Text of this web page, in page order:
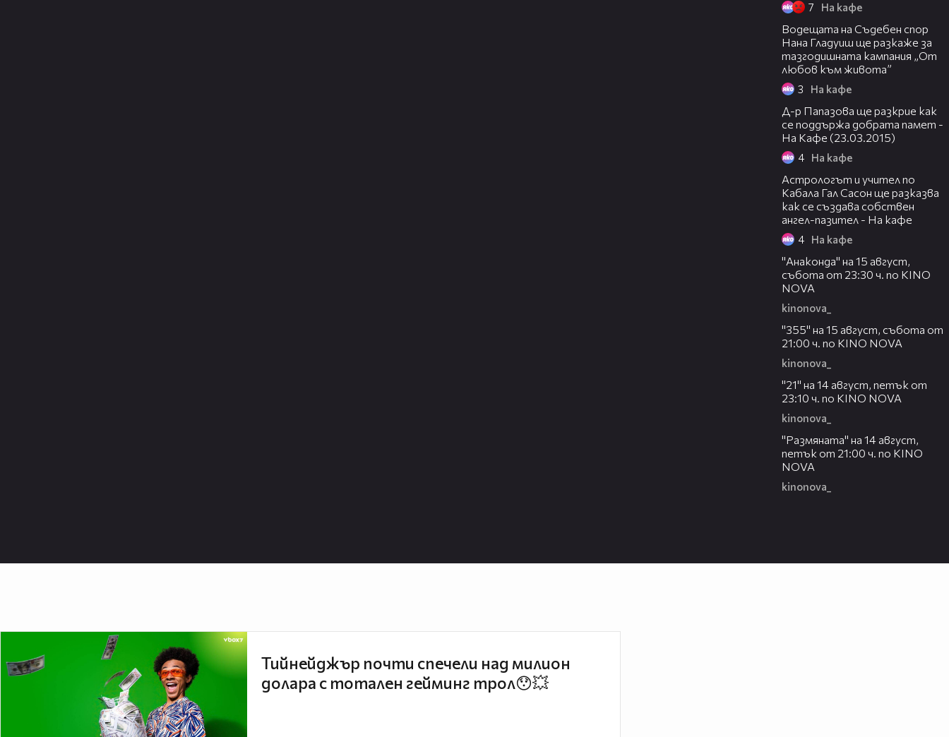
7 На кафе
Водещата на Съдебен спор
Нана Гладуиш ще разкаже за
тазгодишната кампания „От
любов към живота”
3 На кафе
Д-р Папазова ще разкрие как
се поддържа добрата памет -
На Кафе (23.03.2015)
4 На кафе
Астрологът и учител по
Кабала Гал Сасон ще разказва
как се създава собствен
ангел-пазител - На кафе
4 На кафе
"Анаконда" на 15 август,
събота от 23:30 ч. по KINO
NOVA
kinonova_
"355" на 15 август, събота от
21:00 ч. по KINO NOVA
kinonova_
"21" на 14 август, петък от
23:10 ч. по KINO NOVA
kinonova_
"Размянaта" на 14 август,
петък от 21:00 ч. по KINO
NOVA
kinonova_
Тийнейджър почти спечели над милион
долара с тотален гейминг трол😯💥